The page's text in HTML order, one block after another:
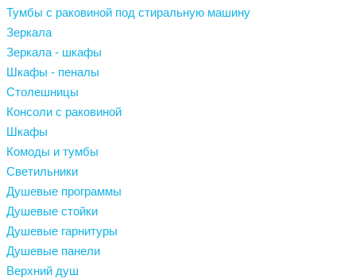
Тумбы с раковиной под стиральную машину
Зеркала
Зеркала - шкафы
Шкафы - пеналы
Столешницы
Консоли с раковиной
Шкафы
Комоды и тумбы
Светильники
Душевые программы
Душевые стойки
Душевые гарнитуры
Душевые панели
Верхний душ